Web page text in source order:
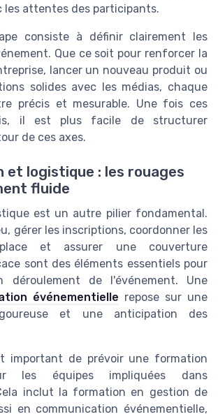
les attentes des participants.
consiste à définir clairement les
Que ce soit pour renforcer la
lancer un nouveau produit ou
solides avec les médias, chaque
précis et mesurable. Une fois ces
il est plus facile de structurer
de ces axes.
et logistique : les rouages
fluide
est un autre pilier fondamental.
gérer les inscriptions, coordonner les
et assurer une couverture
sont des éléments essentiels pour
déroulement de l'événement. Une
événementielle repose sur une
et une anticipation des
important de prévoir une formation
les équipes impliquées dans
inclut la formation en gestion de
en communication événementielle,